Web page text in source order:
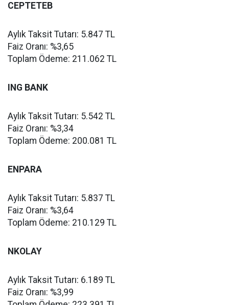
CEPTETEB
Aylık Taksit Tutarı: 5.847 TL
Faiz Oranı: %3,65
Toplam Ödeme: 211.062 TL
ING BANK
Aylık Taksit Tutarı: 5.542 TL
Faiz Oranı: %3,34
Toplam Ödeme: 200.081 TL
ENPARA
Aylık Taksit Tutarı: 5.837 TL
Faiz Oranı: %3,64
Toplam Ödeme: 210.129 TL
NKOLAY
Aylık Taksit Tutarı: 6.189 TL
Faiz Oranı: %3,99